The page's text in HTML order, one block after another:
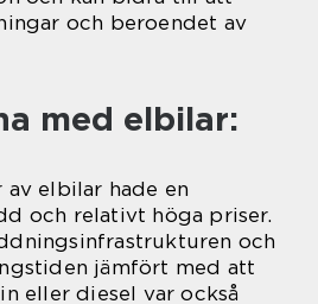
och beroendet av
med elbilar:
elbilar hade en
och relativt höga priser.
och
jämfört med att
eller diesel var också